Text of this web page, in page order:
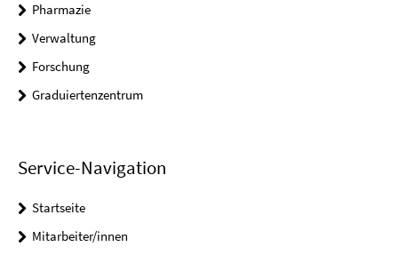
Pharmazie
Verwaltung
Forschung
Graduiertenzentrum
Service-Navigation
Startseite
Mitarbeiter/innen